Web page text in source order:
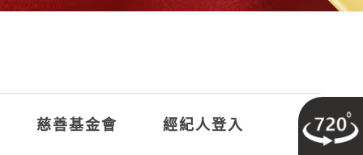
慈善基金會 經紀人登入